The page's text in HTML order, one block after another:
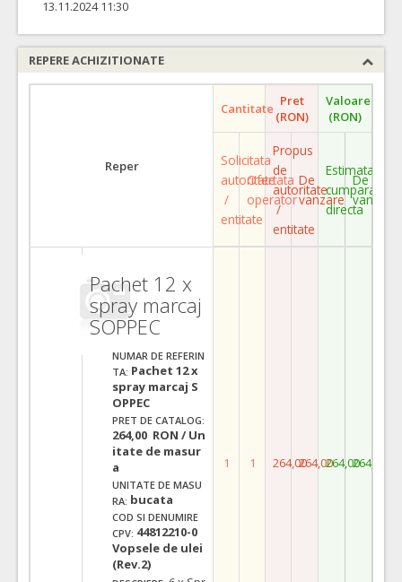
13.11.2024 11:30
REPERE ACHIZITIONATE
Reper
Cantitate Pret
(RON)
Valoare
(RON)
Solicitata
autoritate
/
entitate
Ofertata
operator
Propus
de
autoritate
/
entitate
De
vanzare
Estimata
cumparare
directa
De
vanzare
Pachet 12 x
spray marcaj
SOPPEC
NUMAR DE REFERIN
TA: Pachet 12 x
spray marcaj S
OPPEC
PRET DE CATALOG:
264,00 RON / Un
itate de masur
a
UNITATE DE MASU
RA: bucata
COD SI DENUMIRE
CPV: 44812210-0
Vopsele de ulei
(Rev.2)
1 1 264,00264,00264,00264,00